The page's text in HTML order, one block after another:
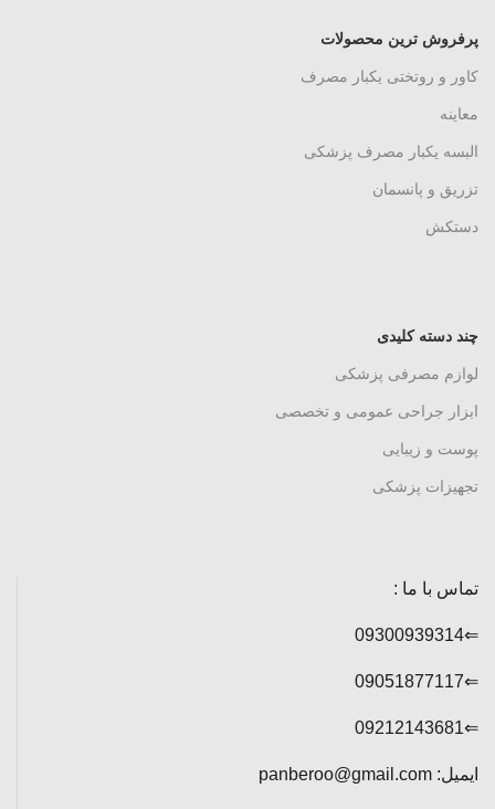
پرفروش ترین محصولات
کاور و روتختی یکبار مصرف
معاینه
البسه یکبار مصرف پزشکی
تزریق و پانسمان
دستکش
چند دسته کلیدی
لوازم مصرفی پزشکی
ابزار جراحی عمومی و تخصصی
پوست و زیبایی
تجهیزات پزشکی
تماس با ما :
⇐09300939314
⇐09051877117
⇐09212143681
ایمیل: panberoo@gmail.com